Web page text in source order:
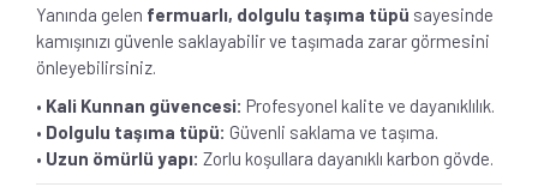
Yanında gelen fermuarlı, dolgulu taşıma tüpü sayesinde
kamışınızı güvenle saklayabilir ve taşımada zarar görmesini
önleyebilirsiniz.
• Kali Kunnan güvencesi: Profesyonel kalite ve dayanıklılık.
• Dolgulu taşıma tüpü: Güvenli saklama ve taşıma.
• Uzun ömürlü yapı: Zorlu koşullara dayanıklı karbon gövde.